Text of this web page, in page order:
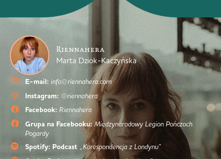
Riennahera
Marta Dziok-Kaczyńska
E-mail: info@riennahera.com
Instagram: @riennahera
Facebook: Riennahera
Grupa na Facebooku: Międzynarodowy Legion Pończoch
Pogardy
Spotify: Podcast „Korespondencja z Londynu”